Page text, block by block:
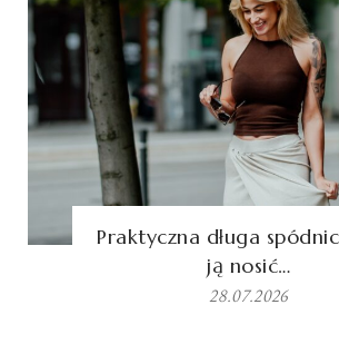
Praktyczna długa
ją nosić…
28.07.2026